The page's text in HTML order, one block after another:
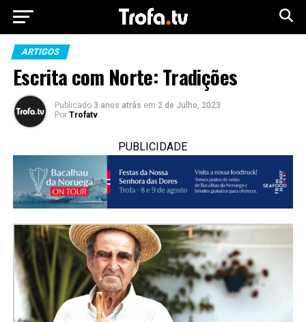
ARTIGOS
Escrita com Norte: Tradições
Publicado 3 anos atrás em 2 de Julho, 2023
Por Trofatv
PUBLICIDADE